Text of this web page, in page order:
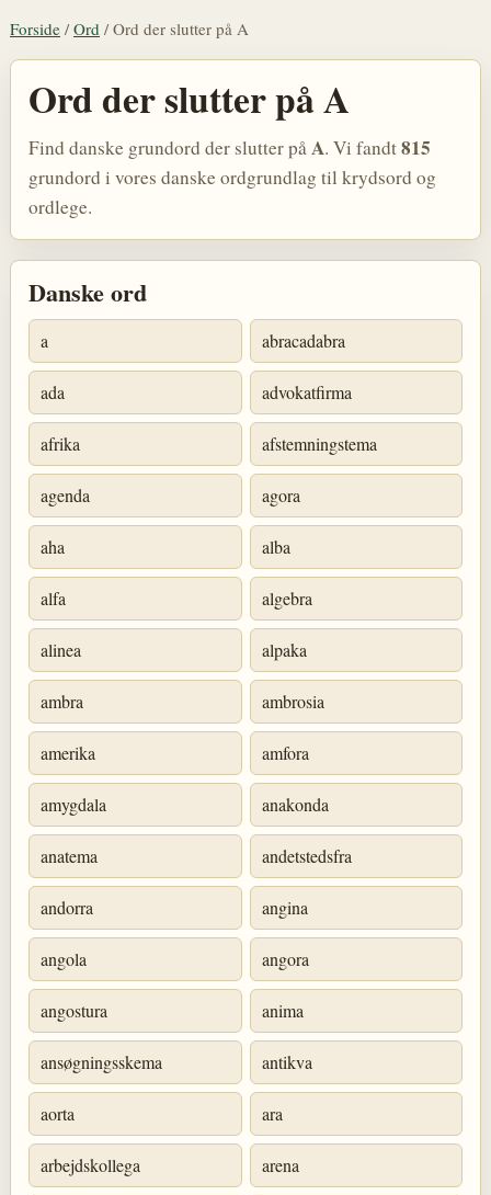
Forside / Ord / Ord der slutter på A
Ord der slutter på A
Find danske grundord der slutter påA. Vi fandt815
grundord i vores danske ordgrundlag til krydsord og
ordlege.
Danske ord
a abracadabra
ada advokatfirma
afrika afstemningstema
agenda agora
aha alba
alfa algebra
alinea alpaka
ambra ambrosia
amerika amfora
amygdala anakonda
anatema andetstedsfra
andorra angina
angola angora
angostura anima
ansøgningsskema antikva
aorta ara
arbejdskollega arena